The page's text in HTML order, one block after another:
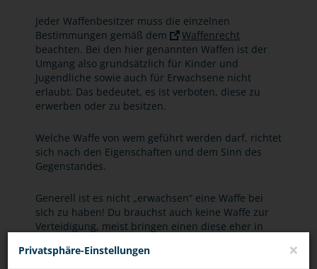
Jeder Waffenbesitzer muss die einzelnen
Bestimmungen gemäß dem
Waffenrecht
beachten. Bei den hier genannten Waffen ist der
Umgang also grundsätzlich für Kinder und
Jugendliche sowie auch für Erwachsene nicht
erlaubt. Das bedeutet, es ist verboten, diese zu
erwerben oder zu besitzen.
Welche Waffe von wem geführt werden darf, richtet
sich nach den Eigenschaften und dem Sinn des
Gegenstandes.
Generell ist es nicht „erwachsen“ eine Waffe bei
sich zu haben! Du brauchst auch keine Waffe zur
Verteidigung, meist bringen einen diese eher in
illegalen Waffen mit dem Gesetz in Konflikt, zum
Privatsphäre-Einstellungen ×